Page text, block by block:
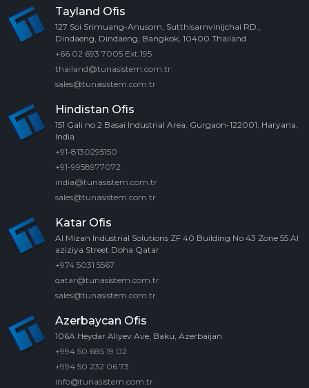
Tayland Ofis
127 Soi Srimuang-Anusorn, Sutthisarnvinijchai RD.,
Dindaeng, Dindaeng, Bangkok, 10400 Thailand
+66 02 693 7005 Ext.195
thailand@tunasistem.com.tr
sales@tunasistem.com.tr
Hindistan Ofis
151 Gali no 2 Basai Industrial Area, Gurgaon-122001, Haryana,
India
+91-8130295150
+91-9958977072
india@tunasistem.com.tr
sales@tunasistem.com.tr
Katar Ofis
Al Mizan Industrial Solutions ZF 40 Building No 43 Zone 55 Al
aziziya Street Doha Qatar
+974 5031 5567
qatar@tunasistem.com.tr
sales@tunasistem.com.tr
Azerbaycan Ofis
106A Heydar Aliyev Ave, Baku, Azerbaijan
+994 50 685 19 02
+994 50 232 06 73
info@tunasistem.com.tr